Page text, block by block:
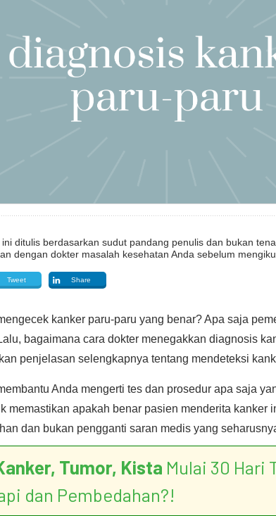
ini ditulis berdasarkan sudut pandang penulis dan bukan
dengan dokter masalah kesehatan Anda sebelum
Tweet Share
kanker paru-paru yang benar? Apa saja
bagaimana cara dokter menegakkan diagnosis
penjelasan selengkapnya tentang mendeteksi
Anda mengerti tes dan prosedur apa saja
memastikan apakah benar pasien menderita kanker
dan bukan pengganti saran medis yang
Tumor, Kista Mulai 30 Hari
dan Pembedahan?!